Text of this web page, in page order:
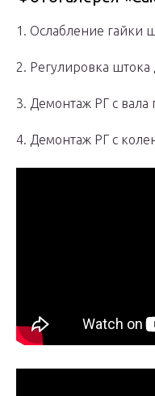
1. Ослабление гайки
2. Регулировка штока
3. Демонтаж РГ с вала
4. Демонтаж РГ с